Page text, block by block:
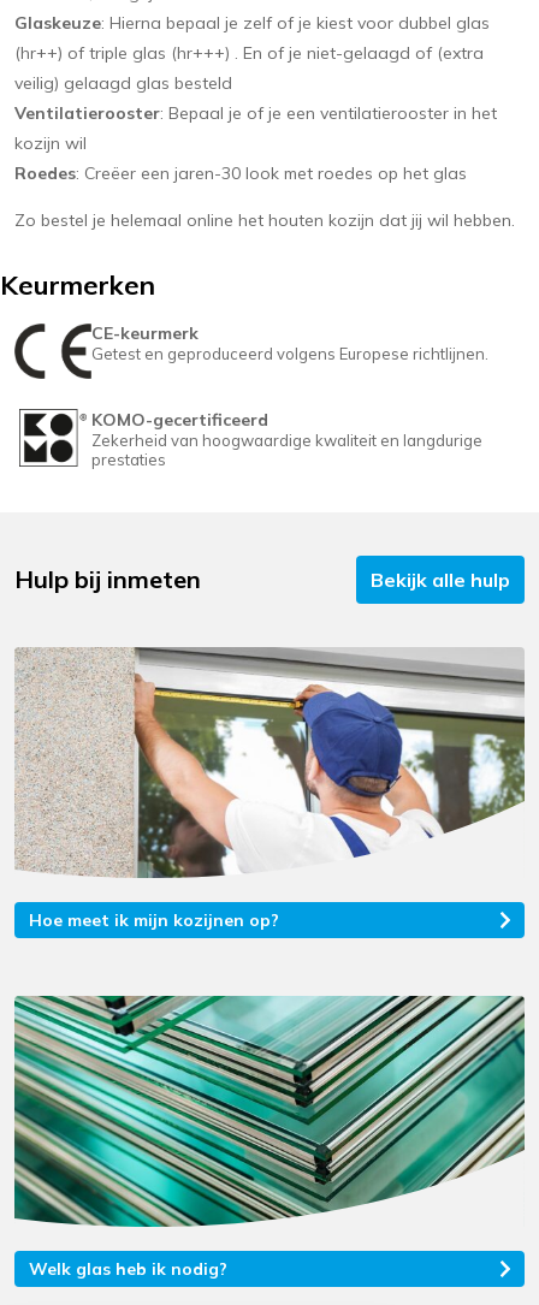
Glaskeuze: Hierna bepaal je zelf of je kiest voor dubbel glas
(hr++) of triple glas (hr+++) . En of je niet-gelaagd of (extra
veilig) gelaagd glas besteld
Ventilatierooster: Bepaal je of je een ventilatierooster in het
kozijn wil
Roedes: Creëer een jaren-30 look met roedes op het glas
Zo bestel je helemaal online het houten kozijn dat jij wil hebben.
Keurmerken
CE-keurmerk
Getest en geproduceerd volgens Europese richtlijnen.
KOMO-gecertificeerd
Zekerheid van hoogwaardige kwaliteit en langdurige
prestaties
Hulp bij inmeten Bekijk alle hulp
Hoe meet ik mijn kozijnen op?
Welk glas heb ik nodig?